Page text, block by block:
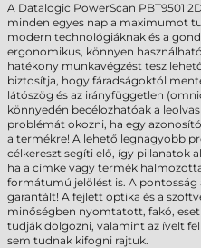
A Datalogic PowerScan PBT9501
minden egyes nap a maximumot
modern technológiáknak és a
ergonomikus, könnyen
hatékony munkavégzést tesz
biztosítja, hogy fáradságoktól
látószög és az irányfüggetlen
könnyedén becélozhatóak a
problémát okozni, ha egy
a termékre! A lehető legnagyobb
célkereszt segíti elő, így pillanatok
ha a címke vagy termék
formátumú jelölést is. A
garantált! A fejlett optika és a
minőségben nyomtatott, fakó,
tudják dolgozni, valamint az ívelt
sem tudnak kifogni rajtuk.